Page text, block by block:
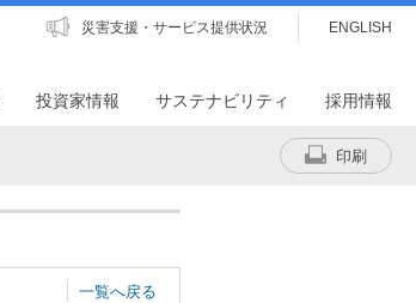
災害支援・サービス提供状況 ENGLISH
投資家情報 サステナビリティ 採用情報
印刷
一覧へ戻る